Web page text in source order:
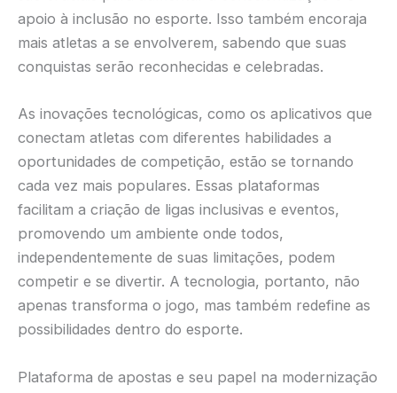
apoio à inclusão no esporte. Isso também encoraja
mais atletas a se envolverem, sabendo que suas
conquistas serão reconhecidas e celebradas.
As inovações tecnológicas, como os aplicativos que
conectam atletas com diferentes habilidades a
oportunidades de competição, estão se tornando
cada vez mais populares. Essas plataformas
facilitam a criação de ligas inclusivas e eventos,
promovendo um ambiente onde todos,
independentemente de suas limitações, podem
competir e se divertir. A tecnologia, portanto, não
apenas transforma o jogo, mas também redefine as
possibilidades dentro do esporte.
Plataforma de apostas e seu papel na modernização